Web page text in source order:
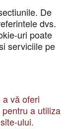
De
dvs.
uri poate
serviciile pe
vă oferi
a utiliza
ului.